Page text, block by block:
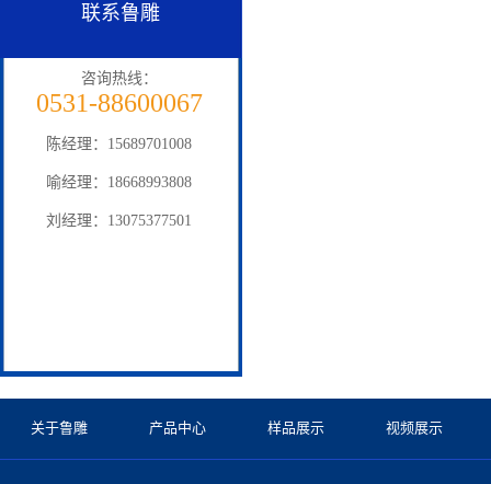
联系鲁雕
咨询热线：
0531-88600067
陈经理：15689701008
喻经理：18668993808
刘经理：13075377501
关于鲁雕 产品中心 样品展示 视频展示